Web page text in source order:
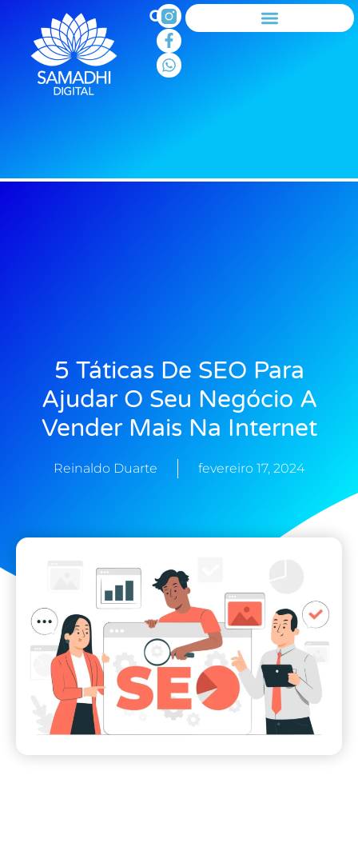
5 Táticas De SEO Para
Ajudar O Seu Negócio A
Vender Mais Na Internet
Reinaldo Duarte fevereiro 17, 2024